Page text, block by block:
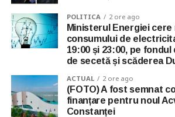
POLITICA 2 ore ago
Ministerul Energiei
consumului de
19:00 și 23:00, pe
de secetă și scăderea
ACTUAL 2 ore ago
(FOTO) A fost semnat
finanțare pentru noul
Constanței